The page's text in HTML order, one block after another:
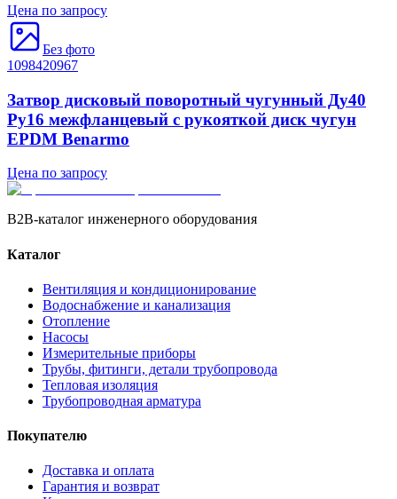
Цена по запросу
Без фото
1098420967
Затвор дисковый поворотный чугунный Ду40
Ру16 межфланцевый с рукояткой диск чугун
EPDM Benarmo
Цена по запросу
B2B-каталог инженерного оборудования
Каталог
Вентиляция и кондиционирование
Водоснабжение и канализация
Отопление
Насосы
Измерительные приборы
Трубы, фитинги, детали трубопровода
Тепловая изоляция
Трубопроводная арматура
Покупателю
Доставка и оплата
Гарантия и возврат